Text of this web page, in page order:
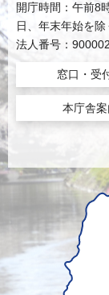
開庁時間：午前8
日、年末年始を除
法人番号：
窓口・受
本庁舎